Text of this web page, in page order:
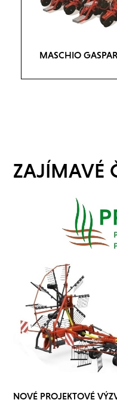
MASCHIO
ZAJÍMAVÉ
NOVÉ PROJEKTOVÉ